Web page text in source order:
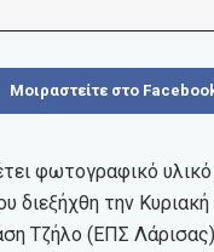
Μοιραστείτε στο
φωτογραφικό
διεξήχθη την
Τζήλο (ΕΠΣ